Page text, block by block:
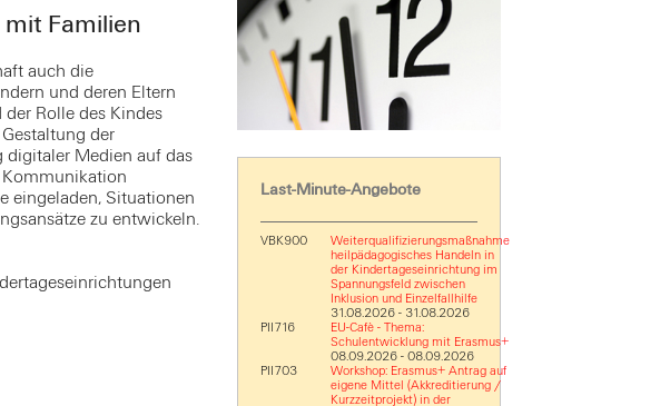
Familien
auch die
und deren Eltern
Rolle des Kindes
der
Medien auf das
Kommunikation
eingeladen, Situationen
zu entwickeln.
Last-Minute-Angebote
VBK900
Weiterqualifizierungsmaßnahme
heilpädagogisches Handeln in
der Kindertageseinrichtung im
Spannungsfeld zwischen
Inklusion und Einzelfallhilfe
31.08.2026 - 31.08.2026
PII716
EU-Cafè - Thema:
Schulentwicklung mit Erasmus+
08.09.2026 - 08.09.2026
PII703
Workshop: Erasmus+ Antrag auf
eigene Mittel (Akkreditierung /
Kurzzeitprojekt) in der